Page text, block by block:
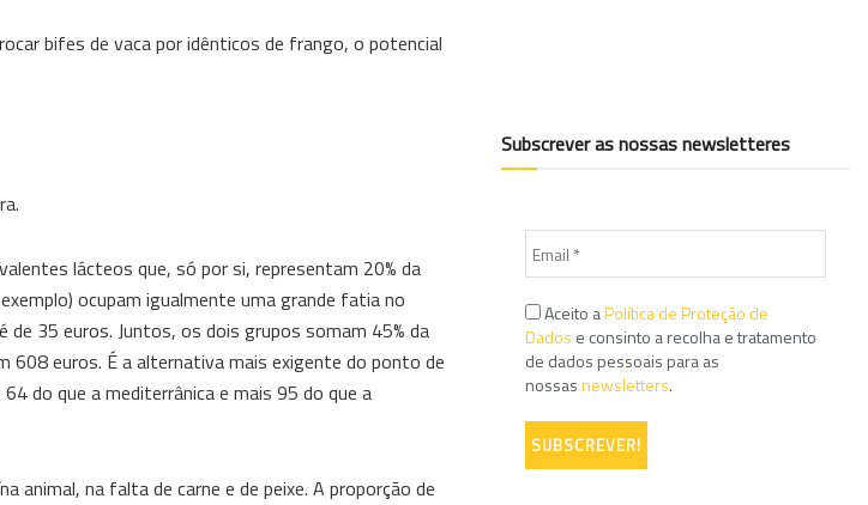
bifes de vaca por idênticos de frango, o potencial
lácteos que, só por si, representam 20% da
ocupam igualmente uma grande fatia no
de 35 euros. Juntos, os dois grupos somam 45% da
608 euros. É a alternativa mais exigente do ponto de
do que a mediterrânica e mais 95 do que a
na falta de carne e de peixe. A proporção de
Subscrever as nossas newsletteres
Aceito aPolítica de Proteção de
Dados e consinto a recolha e tratamento
de dados pessoais para as
nossasnewsletters.